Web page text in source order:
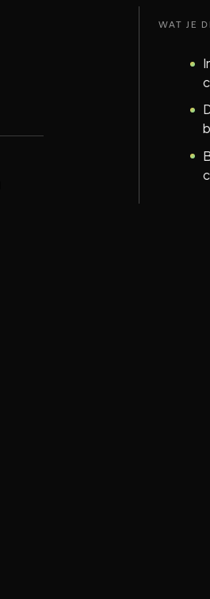
WAT JE